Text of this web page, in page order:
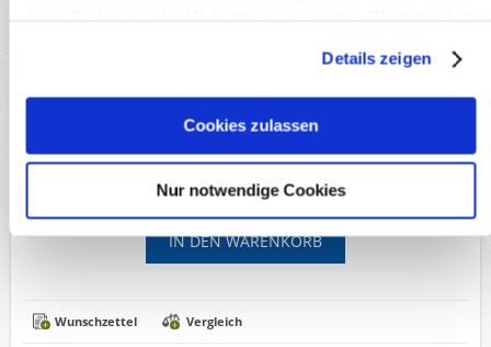
Details zeigen
Cookies zulassen
Nur notwendige Cookies
5,25€
Inkl. MwSt, zzgl. Versandkosten
Wunschzettel Vergleich